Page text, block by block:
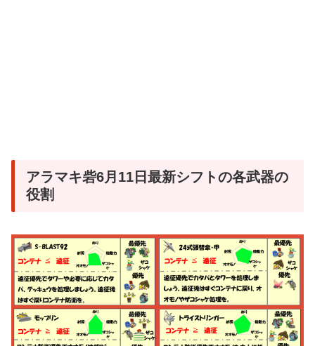
アラマキ砦6月11日最新シフトの各武器の
役割